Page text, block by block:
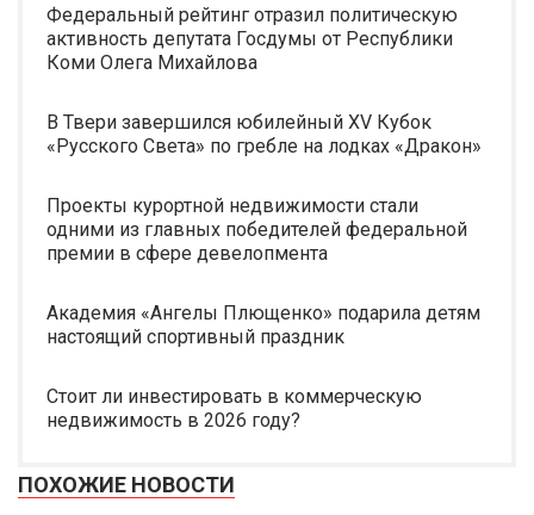
Федеральный рейтинг отразил политическую
активность депутата Госдумы от Республики
Коми Олега Михайлова
В Твери завершился юбилейный XV Кубок
«Русского Света» по гребле на лодках «Дракон»
Проекты курортной недвижимости стали
одними из главных победителей федеральной
премии в сфере девелопмента
Академия «Ангелы Плющенко» подарила детям
настоящий спортивный праздник
Стоит ли инвестировать в коммерческую
недвижимость в 2026 году?
ПОХОЖИЕ НОВОСТИ